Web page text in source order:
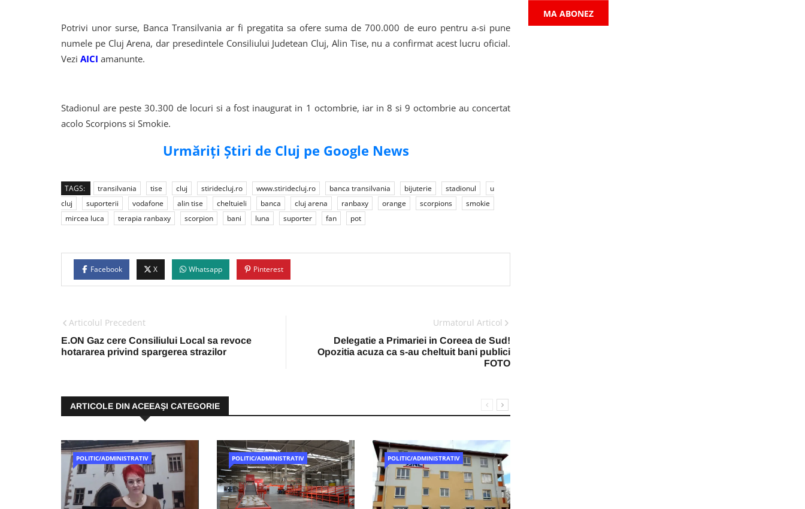
Potrivi unor surse, Banca Transilvania ar fi pregatita sa ofere suma de 700.000 de euro pentru a-si pune
numele pe Cluj Arena, dar presedintele Consiliului Judetean Cluj, Alin Tise, nu a confirmat acest lucru oficial.
Vezi AICI amanunte.
Stadionul are peste 30.300 de locuri si a fost inaugurat in 1 octombrie, iar in 8 si 9 octombrie au concertat
acolo Scorpions si Smokie.
Urmăriți Știri de Cluj pe Google News
TAGS: transilvania tise cluj stiridecluj.ro www.stiridecluj.ro banca transilvania bijuterie stadionul
u
cluj
suporterii vodafone alin tise cheltuieli banca cluj arena ranbaxy orange scorpions
smokie
mircea luca
terapia ranbaxy scorpion bani luna suporter fan pot
Facebook X Whatsapp Pinterest
Articolul Precedent
E.ON Gaz cere Consiliului Local sa revoce
hotararea privind spargerea strazilor
Urmatorul Articol
Delegatie a Primariei in Coreea de Sud!
Opozitia acuza ca s-au cheltuit bani publici
FOTO
ARTICOLE DIN ACEEAŞI CATEGORIE
POLITIC/ADMINISTRATIV POLITIC/ADMINISTRATIV POLITIC/ADMINISTRATIV
MA ABONEZ